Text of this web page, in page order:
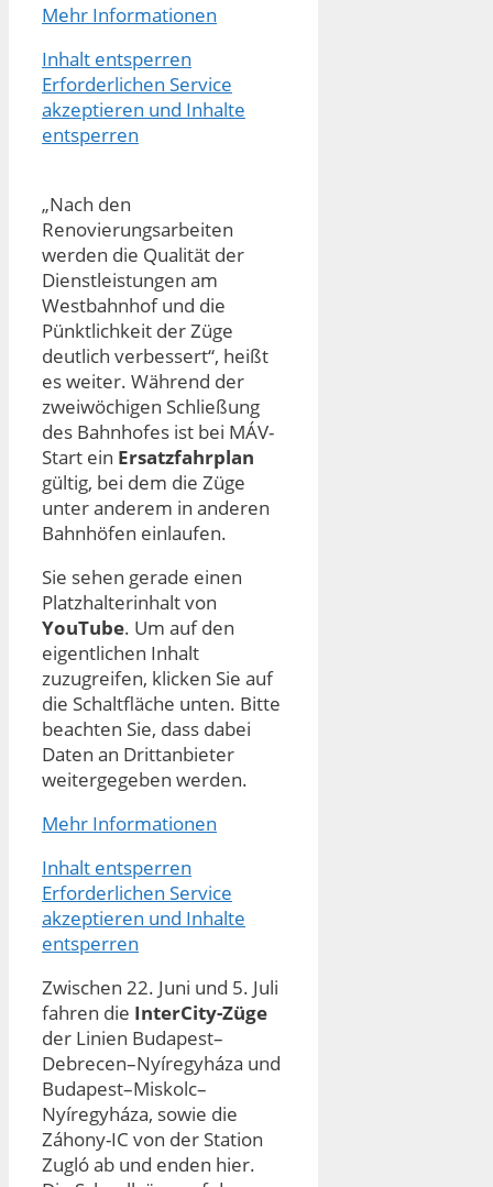
Mehr Informationen
Inhalt entsperren
Erforderlichen Service
akzeptieren und Inhalte
entsperren
„Nach den
Renovierungsarbeiten
werden die Qualität der
Dienstleistungen am
Westbahnhof und die
Pünktlichkeit der Züge
deutlich verbessert“, heißt
es weiter. Während der
zweiwöchigen Schließung
des Bahnhofes ist bei MÁV-
Start ein Ersatzfahrplan
gültig, bei dem die Züge
unter anderem in anderen
Bahnhöfen einlaufen.
Sie sehen gerade einen
Platzhalterinhalt von
YouTube. Um auf den
eigentlichen Inhalt
zuzugreifen, klicken Sie auf
die Schaltfläche unten. Bitte
beachten Sie, dass dabei
Daten an Drittanbieter
weitergegeben werden.
Mehr Informationen
Inhalt entsperren
Erforderlichen Service
akzeptieren und Inhalte
entsperren
Zwischen 22. Juni und 5. Juli
fahren die InterCity-Züge
der Linien Budapest–
Debrecen–Nyíregyháza und
Budapest–Miskolc–
Nyíregyháza, sowie die
Záhony-IC von der Station
Zugló ab und enden hier.